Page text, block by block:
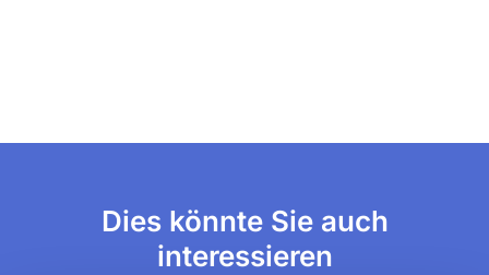
Dies könnte Sie auch
interessieren